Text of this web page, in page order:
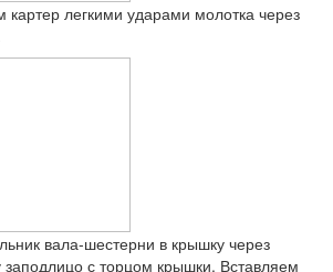
легкими ударами молотка через
вала-шестерни в крышку через
заподлицо с торцом крышки. Вставляем